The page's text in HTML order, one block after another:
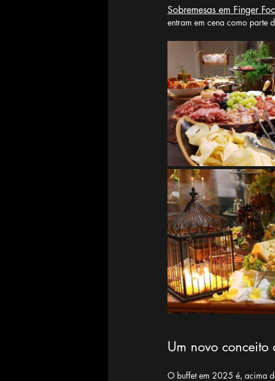
Sobremesas em Finger
entram em cena como parte
Um novo conceito
O buffet em 2025 é, acima